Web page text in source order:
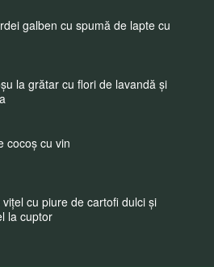
galben cu spumă de lapte cu
la grătar cu flori de lavandă și
cocoș cu vin
cu piure de cartofi dulci și
la cuptor